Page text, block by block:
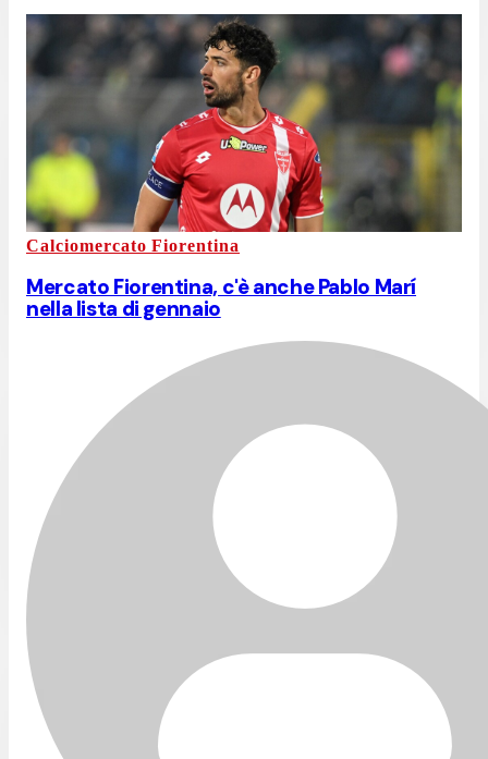
Calciomercato Fiorentina
Mercato Fiorentina, c'è anche Pablo Marí
nella lista di gennaio